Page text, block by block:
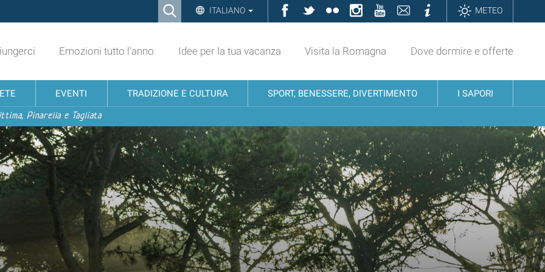
Ricerca ITALIANO Facebook
TwitterFlickrInstagramYouTubeContattiInformazioniMETEO
Emozioni tutto l'anno Idee per la tua vacanza Visita la Romagna Dove dormire e offerte
EVENTI TRADIZIONE E CULTURA SPORT, BENESSERE, DIVERTIMENTO I SAPORI
Pinarella e Tagliata